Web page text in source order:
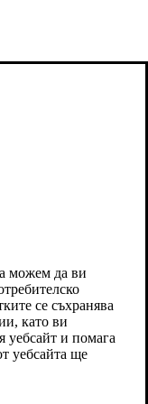
можем да ви
се съхранява
като ви
уебсайт и помага
уебсайта ще